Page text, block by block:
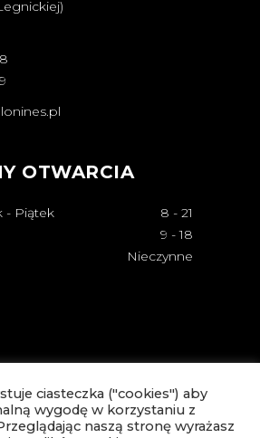
OTWARCIA
- Piątek 8 - 21
9 - 18
Nieczynne
ciasteczka ("cookies") aby
wygodę w korzystaniu z
naszą stronę wyrażasz